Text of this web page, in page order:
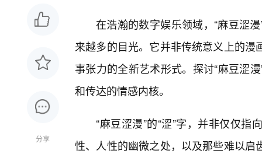
分享
在浩瀚的数字娱乐领域，“麻豆涩
来越多的目光。它并非传统意义上的
事张力的全新艺术形式。探讨“麻豆涩
和传达的情感内核。
“麻豆涩漫”的“涩”字，并非仅仅
性、人性的幽微之处，以及那些难以